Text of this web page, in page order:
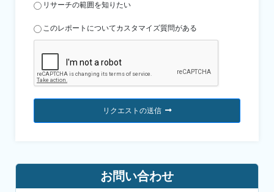
リサーチの範囲を知りたい
このレポートについてカスタマイズ質問がある
リクエストの送信
お問い合わせ